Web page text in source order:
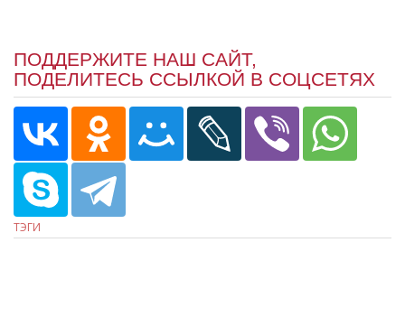
ПОДДЕРЖИТЕ НАШ САЙТ,
ПОДЕЛИТЕСЬ ССЫЛКОЙ В СОЦСЕТЯХ
ТЭГИ